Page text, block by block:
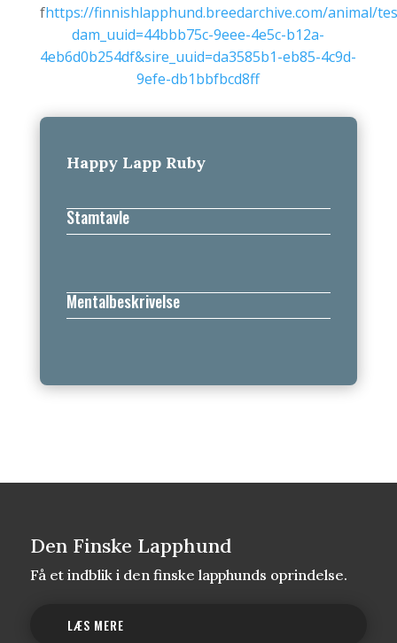
fhttps://finnishlapphund.breedarchive.com/animal/
dam_uuid=44bbb75c-9eee-4e5c-b12a-
4eb6d0b254df&sire_uuid=da3585b1-eb85-4c9d-
9efe-db1bbfbcd8ff
Happy Lapp Ruby
Stamtavle
Mentalbeskrivelse
Den Finske Lapphund
Få et indblik i den finske lapphunds oprindelse.
LÆS MERE